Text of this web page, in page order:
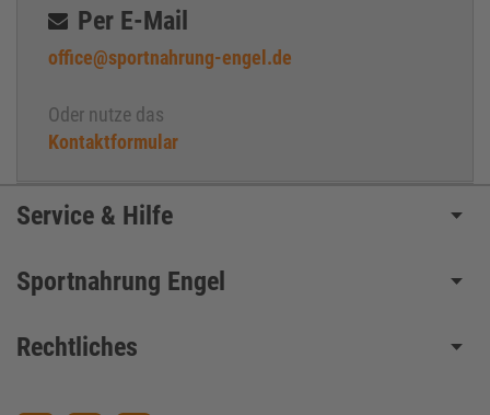
Per E-Mail
office@sportnahrung-engel.de
Oder nutze das
Kontaktformular
Service & Hilfe
Sportnahrung Engel
Rechtliches